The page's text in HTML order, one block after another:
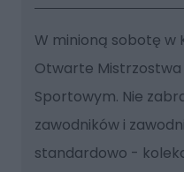
W minioną sobotę w
Otwarte Mistrzostwa
Sportowym. Nie
zawodników i
standardowo -